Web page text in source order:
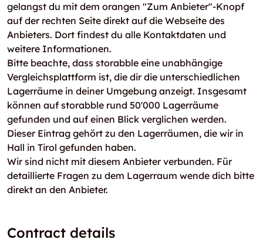
gelangst du mit dem orangen "Zum Anbieter"-Knopf
auf der rechten Seite direkt auf die Webseite des
Anbieters. Dort findest du alle Kontaktdaten und
weitere Informationen.
Bitte beachte, dass storabble eine unabhängige
Vergleichsplattform ist, die dir die unterschiedlichen
Lagerräume in deiner Umgebung anzeigt. Insgesamt
können auf storabble rund 50'000 Lagerräume
gefunden und auf einen Blick verglichen werden.
Dieser Eintrag gehört zu den Lagerräumen, die wir in
Hall in Tirol gefunden haben.
Wir sind nicht mit diesem Anbieter verbunden. Für
detaillierte Fragen zu dem Lagerraum wende dich bitte
direkt an den Anbieter.
Contract details